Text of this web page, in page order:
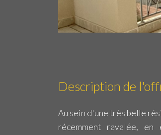
Description de
Au sein d'une très belle
récemment ravalée, en